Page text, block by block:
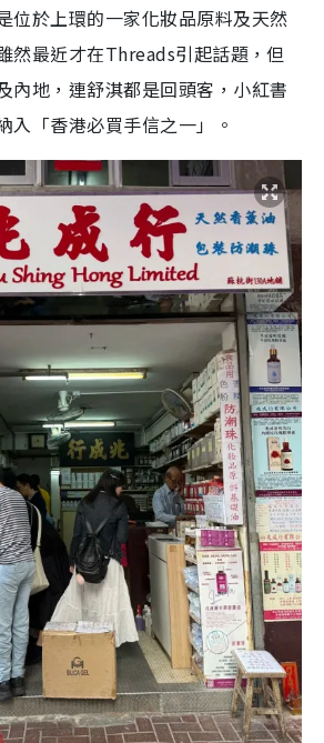
位於上環的一家化妝品原料及天然
然最近才在Threads引起話題，但
內地，連舒淇都是回頭客，小紅書
入「香港必買手信之一」。